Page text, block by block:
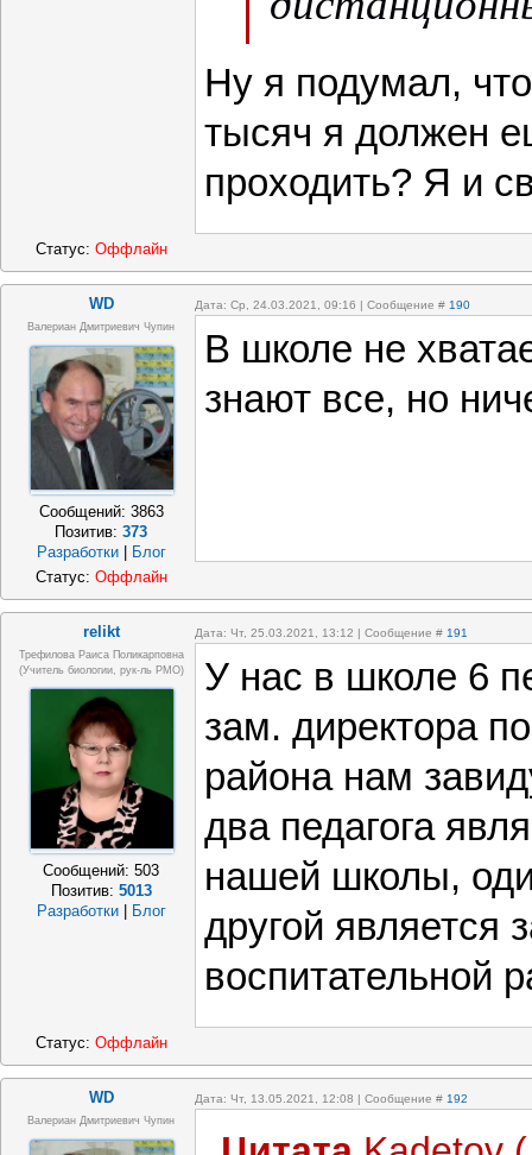
кадров
Ну я подумал,
тысяч я должен
проходить? Я и
Статус: Оффлайн
WD Дата: Ср, 24.03.2021, 09:16 | Сообщение # 190
Валериан Дмитриевич Чупин
Сообщений: 3863
Позитив:373
Разработки
Блог
В школе не
знают все, но
Статус: Оффлайн
relikt Дата: Чт, 25.03.2021, 13:12 | Сообщение # 191
Трефилова Раиса Поликарповна
(Учитель биологии, рук-ль РМО)
Сообщений:503
Позитив: 5013
Разработки | Блог
У нас в школе 6
зам. директора
района нам
два педагога
нашей школы,
другой является
воспитательной
Статус: Оффлайн
WD Дата: Чт, 13.05.2021, 12:08 | Сообщение # 192
Валериан Дмитриевич Чупин